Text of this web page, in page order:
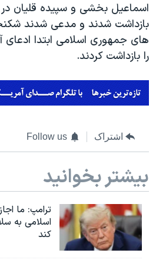
صفحه‌های ویژه
سفر پرزیدنت ترامپ به چین
اسماعیل بخشی و سپیده قلیان در
بازداشت شدند و مدعی شدند
های جمهوری اسلامی ابتدا ادعای
را بازداشت کردند.
اشتراک Follow us
بیشتر بخوانید
ترامپ: ما
اسلامی به
کند